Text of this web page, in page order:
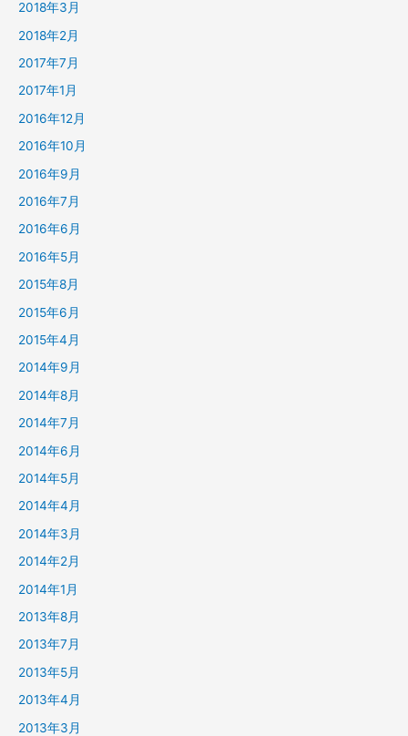
2018年3月
2018年2月
2017年7月
2017年1月
2016年12月
2016年10月
2016年9月
2016年7月
2016年6月
2016年5月
2015年8月
2015年6月
2015年4月
2014年9月
2014年8月
2014年7月
2014年6月
2014年5月
2014年4月
2014年3月
2014年2月
2014年1月
2013年8月
2013年7月
2013年5月
2013年4月
2013年3月